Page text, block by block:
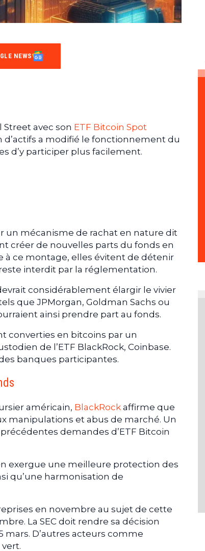
NEWS
avec son ETF Bitcoin Spot
a modifié le fonctionnement du
d’y participer plus facilement.
un mécanisme de rachat en nature dit
créer de nouvelles parts du fonds en
à ce montage, elles évitent de détenir
interdit par la réglementation.
considérablement élargir le vivier
que JPMorgan, Goldman Sachs ou
ainsi prendre part au fonds.
converties en bitcoins par un
de l’ETF BlackRock, Coinbase.
banques participantes.
américain, BlackRock affirme que
manipulations et abus de marché. Un
demandes d’ETF Bitcoin
exergue une meilleure protection des
qu’une harmonisation de
en novembre au sujet de cette
La SEC doit rendre sa décision
mars. D’autres acteurs comme